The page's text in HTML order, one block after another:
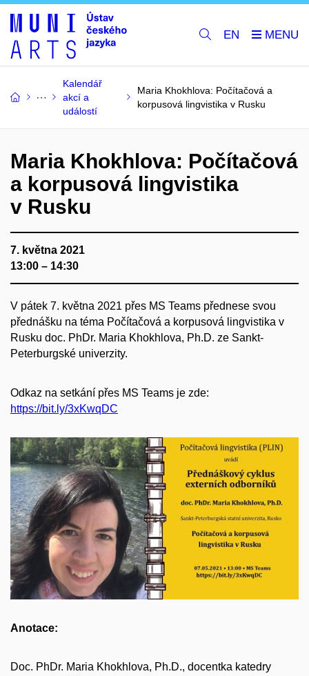
EN
Kalendář
akcí a
událostí
Maria Khokhlova: Počítačová a
korpusová lingvistika v Rusku
Maria Khokhlova: Počítačová
a korpusová lingvistika
v Rusku
7. května 2021
13:00 – 14:30
V pátek 7. května 2021 přes MS Teams přednese svou
přednášku na téma Počítačová a korpusová lingvistika v
Rusku doc. PhDr. Maria Khokhlova, Ph.D. ze Sankt-
Peterburgské univerzity.
Odkaz na setkání přes MS Teams je zde:
https://bit.ly/3xKwqDC
Anotace:
Doc. PhDr. Maria Khokhlova, Ph.D., docentka katedry